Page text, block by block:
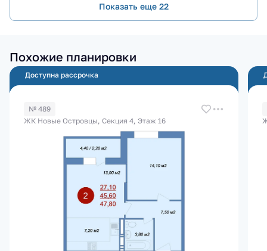
Показать еще 22
Похожие планировки
Доступна рассрочка
№ 489
ЖК Новые Островцы, Секция 4, Этаж 16